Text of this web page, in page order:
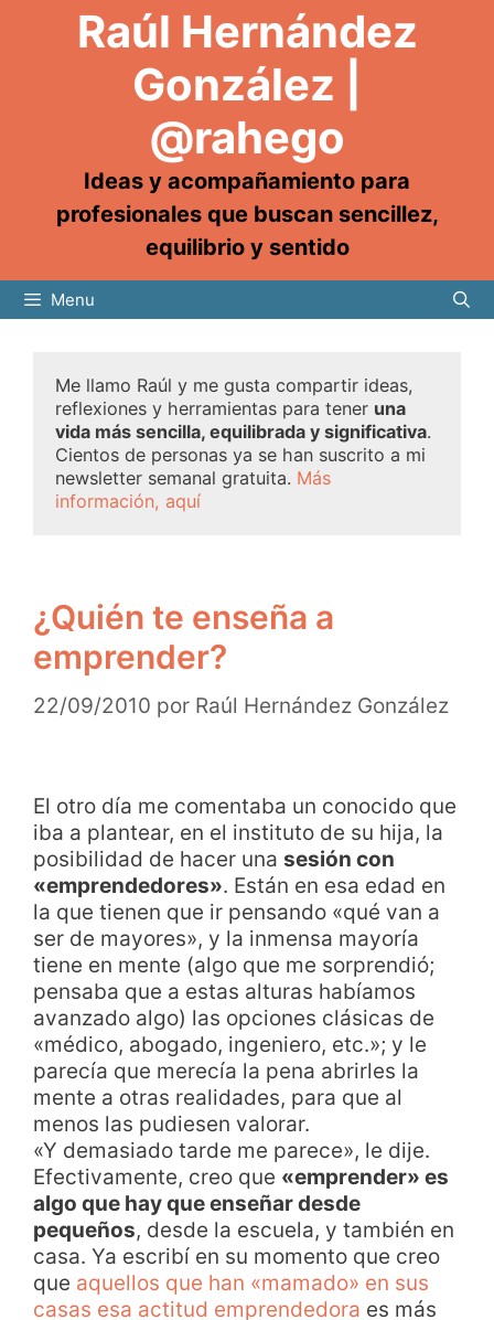
Raúl Hernández
González |
@rahego
Ideas y acompañamiento para
profesionales que buscan sencillez,
equilibrio y sentido
Menu
Me llamo Raúl y me gusta compartir ideas,
reflexiones y herramientas para tener una
vida más sencilla, equilibrada y significativa.
Cientos de personas ya se han suscrito a mi
newsletter semanal gratuita. Más
información, aquí
¿Quién te enseña a
emprender?
22/09/2010 por Raúl Hernández González
El otro día me comentaba un conocido que
iba a plantear, en el instituto de su hija, la
posibilidad de hacer una sesión con
«emprendedores». Están en esa edad en
la que tienen que ir pensando «qué van a
ser de mayores», y la inmensa mayoría
tiene en mente (algo que me sorprendió;
pensaba que a estas alturas habíamos
avanzado algo) las opciones clásicas de
«médico, abogado, ingeniero, etc.»; y le
parecía que merecía la pena abrirles la
mente a otras realidades, para que al
menos las pudiesen valorar.
«Y demasiado tarde me parece», le dije.
Efectivamente, creo que «emprender» es
algo que hay que enseñar desde
pequeños, desde la escuela, y también en
casa. Ya escribí en su momento que creo
que aquellos que han «mamado» en sus
casas esa actitud emprendedora es más